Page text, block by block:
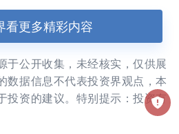
看更多精彩内容
于公开收集，未经核实，仅供展
数据信息不代表投资界观点，本
投资的建议。特别提示：投资有